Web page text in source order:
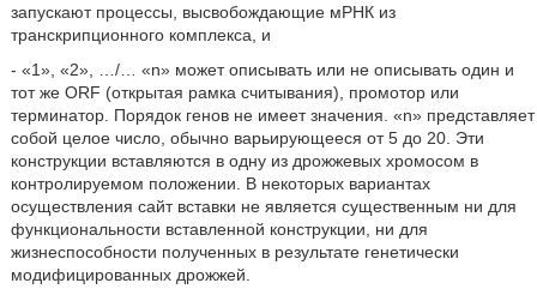
запускают процессы, высвобождающие мРНК из
транскрипционного комплекса, и
- «1», «2», …/… «n» может описывать или не описывать один и
тот же ORF (открытая рамка считывания), промотор или
терминатор. Порядок генов не имеет значения. «n» представляет
собой целое число, обычно варьирующееся от 5 до 20. Эти
конструкции вставляются в одну из дрожжевых хромосом в
контролируемом положении. В некоторых вариантах
осуществления сайт вставки не является существенным ни для
функциональности вставленной конструкции, ни для
жизнеспособности полученных в результате генетически
модифицированных дрожжей.